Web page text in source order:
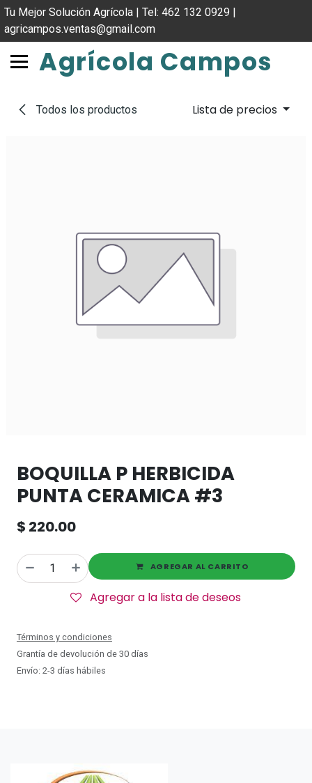
Tu Mejor Solución Agrícola | Tel: 462 132 0929 |
agricampos.ventas@gmail.com
Agrícola Campos
Todos los productos Lista de precios
BOQUILLA P HERBICIDA
PUNTA CERAMICA #3
$ 220.00
AGREGAR AL CARRITO
Agregar a la lista de deseos
Términos y condiciones
Grantía de devolución de 30 días
Envío: 2-3 días hábiles